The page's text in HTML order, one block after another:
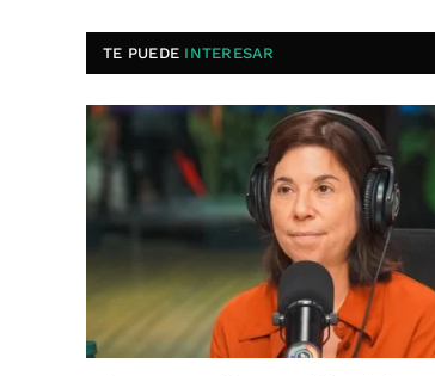
TE PUEDE INTERESAR